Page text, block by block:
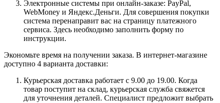
Электронные системы при онлайн-заказе: PayPal,
WebMoney и Яндекс.Деньги. Для совершения покупки
система перенаправит вас на страницу платежного
сервиса. Здесь необходимо заполнить форму по
инструкции.
Экономьте время на получении заказа. В интернет-магазине
доступно 4 варианта доставки:
Курьерская доставка работает с 9.00 до 19.00. Когда
товар поступит на склад, курьерская служба свяжется
для уточнения деталей. Специалист предложит выбрать